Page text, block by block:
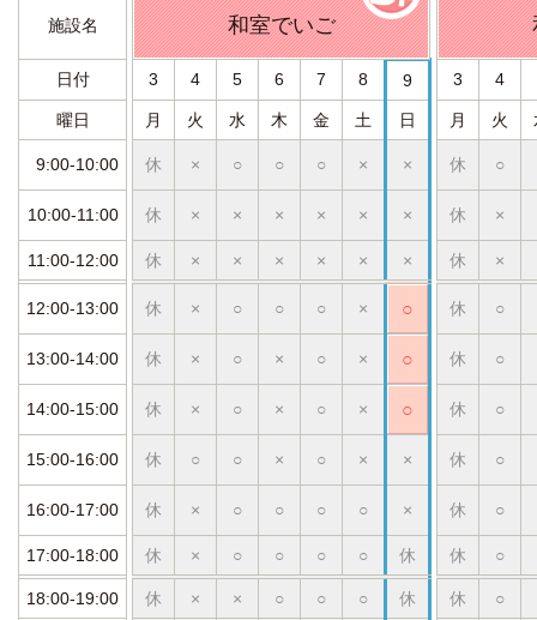
施設名 和室でいご
日付 3 4 5 6 7 8 9 3 4
曜日 月 火 水 木 金 土 日 月 火
9:00-10:00 休 × ○ ○ ○ × × 休 ○
10:00-11:00 休 × × × × × × 休 ×
11:00-12:00 休 × × × × × × 休 ×
12:00-13:00 休 × ○ ○ ○ × ○ 休 ○
13:00-14:00 休 × ○ × ○ × ○ 休 ○
14:00-15:00 休 × ○ × ○ × ○ 休 ○
15:00-16:00 休 ○ ○ × ○ × × 休 ○
16:00-17:00 休 × ○ ○ ○ ○ × 休 ○
17:00-18:00 休 × ○ ○ ○ ○ 休 休 ○
18:00-19:00 休 × × ○ ○ ○ 休 休 ○